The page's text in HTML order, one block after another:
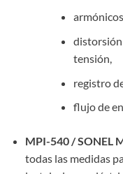
tensión,
registro
flujo de
MPI-540 / SONEL
todas las medidas